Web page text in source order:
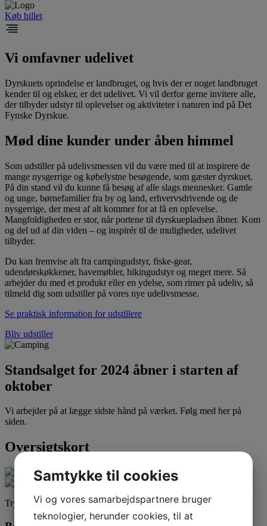
Køb billet
Vi omfavner udelivet
Dyrskuets oprindelse er landbruget, og hvis der er noget landbruget
kender til og elsker, er det udelivet. Vi vil derfor gerne invitere alle,
der tilbyder udstyr til oplevelser og aktiviteter i naturen ind på Det
Fynske Dyrskue.
Mød dine kunder under åben himmel
Som udstiller på udelivsmessen vil du være med til at inspirere de
mange nysgerrige og købelystne besøgende, som gæster dyrskuet.
På din stand vil du kunne få besøg af alle slags mennesker. Gamle
og unge, børnefamilier fra by og land, erhvervsdrivende og de
nysgerrige, der mest af alt kommer for at få en oplevelse.
Mangfoldigheden er stor, når portene til dyrskuepladsen åbner. Kom
og del ud af din viden – og inspirér til de muligheder, udelivet
tilbyder.
Du kan fremvise alt fra campingudstyr, fiske-gear,
udendørskøkkener, havemøbler, hikingudstyr og meget mere. Så
arbejder du med et produkt eller en ydelse, som rimer på udeliv, så
tilmeld dig som udstiller på vores nye udelivsmesse.
Se praktisk information for udstillere
Bliv udstiller
Standsalget for 2024 åbner i starten af
oktober
Vi arbejder på at lægge sidste hånd på værket. Følg med her på
siden.
Oversigtskort
Tryk på kortet for at se det i fuld størrelse
Samtykke til cookies
Vi og vores samarbejdspartnere bruger
teknologier, herunder cookies, til at